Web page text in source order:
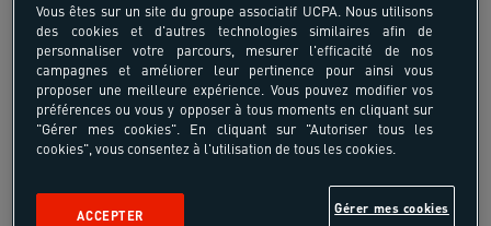
Croisière voilier Alpinisme
Vous êtes sur un site du groupe associatif UCPA. Nous utilisons
des cookies et d'autres technologies similaires afin de
personnaliser votre parcours, mesurer l'efficacité de nos
campagnes et améliorer leur pertinence pour ainsi vous
proposer une meilleure expérience. Vous pouvez modifier vos
préférences ou vous y opposer à tous moments en cliquant sur
"Gérer mes cookies". En cliquant sur "Autoriser tous les
cookies", vous consentez à l'utilisation de tous les cookies.
Gérer mes cookies
ACCEPTER